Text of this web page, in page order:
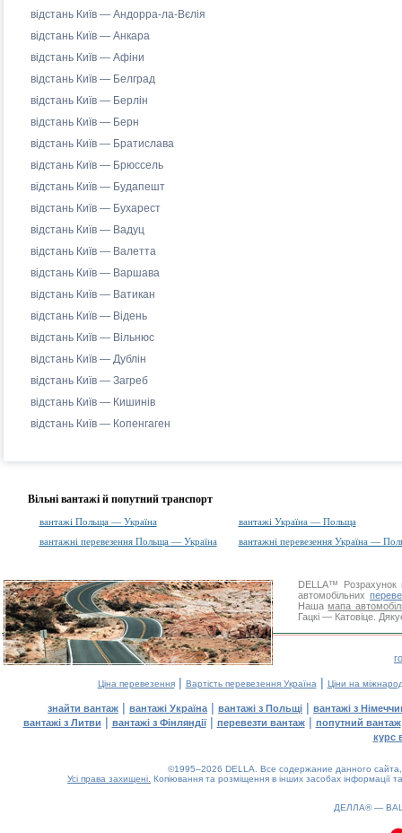
відстань Київ — Андорра-ла-Вєлія
відстань Київ — Анкара
відстань Київ — Афіни
відстань Київ — Белград
відстань Київ — Берлін
відстань Київ — Берн
відстань Київ — Братислава
відстань Київ — Брюссель
відстань Київ — Будапешт
відстань Київ — Бухарест
відстань Київ — Вадуц
відстань Київ — Валетта
відстань Київ — Варшава
відстань Київ — Ватикан
відстань Київ — Відень
відстань Київ — Вільнюс
відстань Київ — Дублін
відстань Київ — Загреб
відстань Київ — Кишинів
відстань Київ — Копенгаген
Вільні вантажі й попутний транспорт
вантажі Польща — Україна
вантажі Україна — Польща
вантажні перевезення Польща — Україна
вантажні перевезення Україна —
DELLA™
Розрахунок
автомобільних
Нашамапа
Гацкі — Катовіце.
Ціна перевезення| Вартість перевезення Україна | Ціни на
знайти вантаж | вантажі Україна | вантажі з Польщі | вантажі з
вантажі з Литви | вантажі з Фінляндії| перевезти вантаж| попутний вантаж
курс
©1995–2026 DELLA. Все содержание данного
Усі права захищені. Копіювання та розміщення в інших засобах інформації
ДЕЛЛА® —